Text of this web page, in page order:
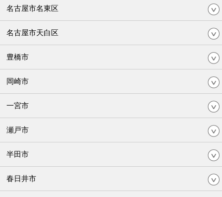
名古屋市名東区
名古屋市天白区
豊橋市
岡崎市
一宮市
瀬戸市
半田市
春日井市